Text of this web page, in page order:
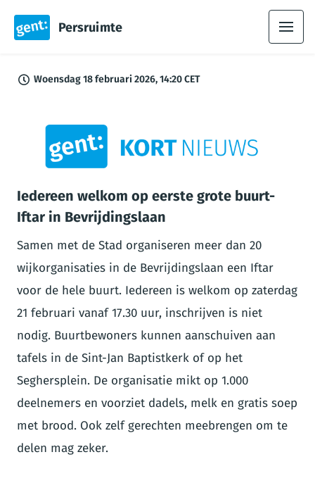
Persruimte
Woensdag 18 februari 2026, 14:20 CET
PNG
Iedereen welkom op eerste grote buurt-
Iftar in Bevrijdingslaan
Samen met de Stad organiseren meer dan 20
wijkorganisaties in de Bevrijdingslaan een Iftar
voor de hele buurt. Iedereen is welkom op zaterdag
21 februari vanaf 17.30 uur, inschrijven is niet
nodig. Buurtbewoners kunnen aanschuiven aan
tafels in de Sint-Jan Baptistkerk of op het
Seghersplein. De organisatie mikt op 1.000
deelnemers en voorziet dadels, melk en gratis soep
met brood. Ook zelf gerechten meebrengen om te
delen mag zeker.